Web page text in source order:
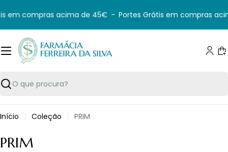
para
o
conteúdo
em compras acima de 45€ - Portes Grátis em compras
Pesquisar
Início Coleção PRIM
C
PRIM